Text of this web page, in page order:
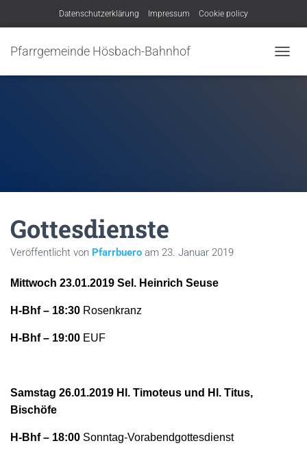
Datenschutzerklärung Impressum Cookie policy
Pfarrgemeinde Hösbach-Bahnhof
A
U
Gottesdienste
Veröffentlicht von Pfarrbuero am 23. Januar 2019
Mittwoch 23.01.2019 Sel. Heinrich Seuse
H-Bhf – 18:30 Rosenkranz
H-Bhf – 19:00 EUF
Samstag 26.01.2019 Hl. Timoteus und Hl. Titus,
Bischöfe
H-Bhf – 18:00 Sonntag-Vorabendgottesdienst